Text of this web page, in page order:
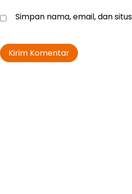
Simpan nama, email, dan